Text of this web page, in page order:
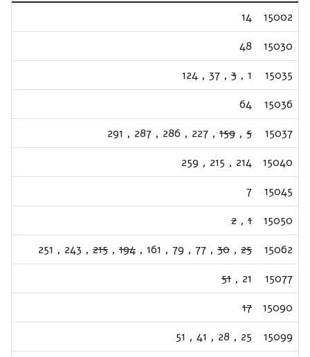
15002
14
15030
48
15035
1
,
3
,
37
,
124
15036
64
15037
5
,
159
,
227
,
286
,
287
,
291
15040
214
,
215
,
259
15045
7
15050
1
,
2
15062
25
,
30
,
77
,
79
,
161
,
194
,
215
,
243
,
251
15077
21
,
51
15090
17
15099
25
,
28
,
41
,
51